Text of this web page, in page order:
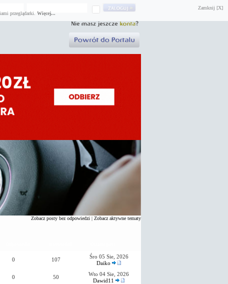
Zamknij [X]
przeglądarki. Więcej...
Zobacz posty bez odpowiedzi | Zobacz aktywne tematy
0 107
Śro 05 Sie, 2026
Daiko
0 50
Wto 04 Sie, 2026
Dawid11